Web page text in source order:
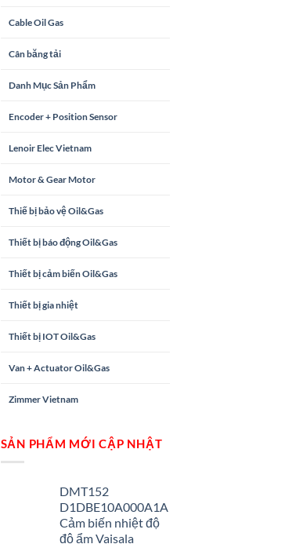
Cable Oil Gas
Cân băng tải
Danh Mục Sản Phẩm
Encoder + Position Sensor
Lenoir Elec Vietnam
Motor & Gear Motor
Thiế bị bảo vệ Oil&Gas
Thiết bị báo động Oil&Gas
Thiết bị cảm biến Oil&Gas
Thiết bị gia nhiệt
Thiết bị IOT Oil&Gas
Van + Actuator Oil&Gas
Zimmer Vietnam
SẢN PHẨM MỚI CẬP NHẬT
DMT152
D1DBE10A000A1A
Cảm biến nhiệt độ
độ ẩm Vaisala